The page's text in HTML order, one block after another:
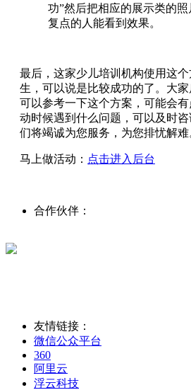
功”然后把相应的展示类的
复点的人能看到效果。
最后，这家少儿培训机构使用这
生，可以说是比较成功的了。大
可以参考一下这个方案，可能会
动时候遇到什么问题，可以及时
们将竭诚为您服务，为您排忧解难
马上做活动： 点击进入后台
合作伙伴：
友情链接：
微信公众平台
360
阿里云
浮云科技